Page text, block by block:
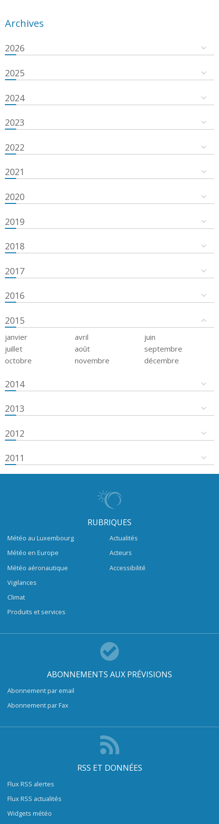
Archives
2026
2025
2024
2023
2022
2021
2020
2019
2018
2017
2016
2015
janvier avril
juin
juillet
août
septembre
octobre
novembre décembre
2014
2013
2012
2011
RUBRIQUES
Météo au Luxembourg
Météo en Europe
Météo aéronautique
Vigilances
Climat
Produits et services
Actualités
Acteurs
Accessibilité
ABONNEMENTS AUX PRÉVISIONS
Abonnement par email
Abonnement par Fax
RSS ET DONNÉES
Flux RSS alertes
Flux RSS actualités
Widgets météo